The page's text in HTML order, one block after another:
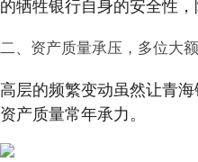
二、资产质量承压，多位大
高层的频繁变动虽然让青
资产质量常年承力。